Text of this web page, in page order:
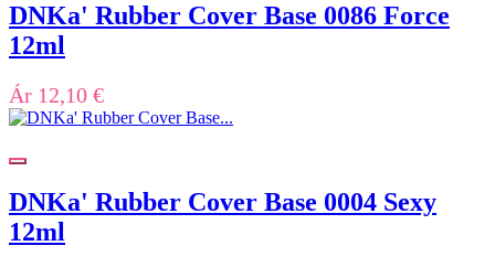
DNKa' Rubber Cover Base 0086 Force
12ml
Ár 12,10 €
DNKa' Rubber Cover Base 0004 Sexy
12ml